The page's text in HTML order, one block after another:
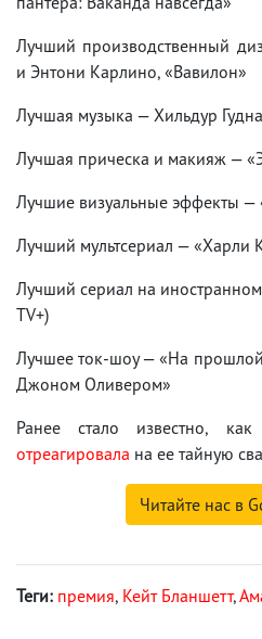
Лучший производственный
и Энтони Карлино, «Вавилон»
Лучшая музыка — Хильдур
Лучшая прическа и макияж —
Лучшие визуальные эффекты —
Лучший мультсериал — «Харли
Лучший сериал на
TV+)
Лучшее ток-шоу — «На
Джоном Оливером»
Ранее стало известно,
отреагировала на ее тайную
Читайте нас в
Теги: премия, Кейт Бланшетт,